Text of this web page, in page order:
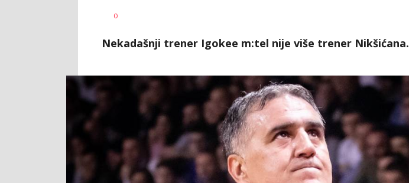
AUTOR
0
Nekadašnji trener Igokee m:tel nije više trener Nikšićana.